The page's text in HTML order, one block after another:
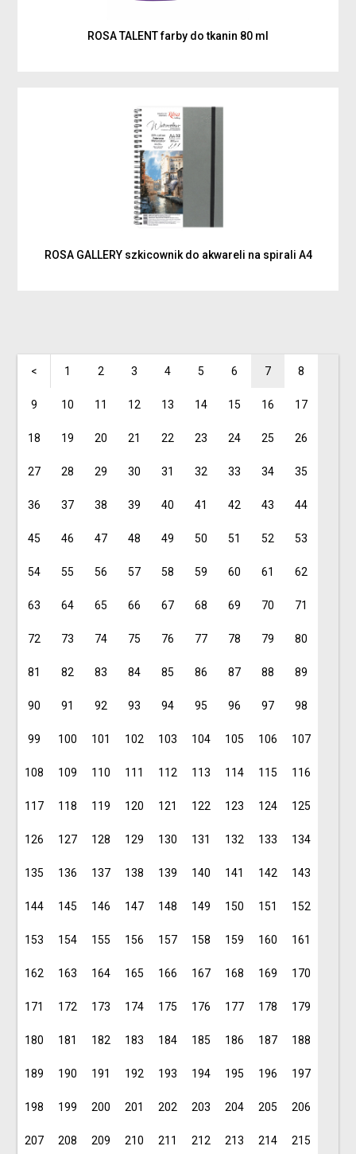
ROSA TALENT farby do tkanin 80 ml
ROSA GALLERY szkicownik do akwareli na spirali A4
< 1 2 3 4 5 6 7 8
9 10 11 12 13 14 15 16 17
18 19 20 21 22 23 24 25 26
27 28 29 30 31 32 33 34 35
36 37 38 39 40 41 42 43 44
45 46 47 48 49 50 51 52 53
54 55 56 57 58 59 60 61 62
63 64 65 66 67 68 69 70 71
72 73 74 75 76 77 78 79 80
81 82 83 84 85 86 87 88 89
90 91 92 93 94 95 96 97 98
99 100 101 102 103 104 105 106 107
108 109 110 111 112 113 114 115 116
117 118 119 120 121 122 123 124 125
126 127 128 129 130 131 132 133 134
135 136 137 138 139 140 141 142 143
144 145 146 147 148 149 150 151 152
153 154 155 156 157 158 159 160 161
162 163 164 165 166 167 168 169 170
171 172 173 174 175 176 177 178 179
180 181 182 183 184 185 186 187 188
189 190 191 192 193 194 195 196 197
198 199 200 201 202 203 204 205 206
207 208 209 210 211 212 213 214 215